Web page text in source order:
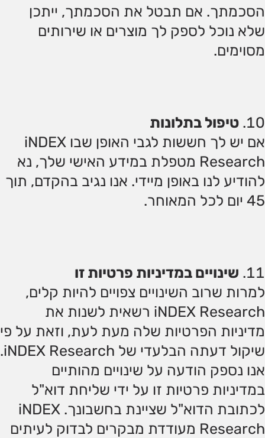
הסכמתך. אם תבטל את הסכמתך, ייתכן
שלא נוכל לספק לך מוצרים או שירותים
מסוימים.
טיפול בתלונות
אם יש לך חששות לגבי האופן שבו iNDEX
Research מטפלת במידע האישי שלך, נא
להודיע לנו באופן מיידי. אנו נגיב בהקדם, תוך
45 יום לכל המאוחר.
שינויים במדיניות פרטיות זו
למרות שרוב השינויים צפויים להיות קלים,
iNDEX Research רשאית לשנות את
מדיניות הפרטיות שלה מעת לעת, וזאת על פי
שיקול דעתה הבלעדי של iNDEX Research.
אנו נספק הודעה על שינויים מהותיים
במדיניות פרטיות זו על ידי שליחת דוא"ל
לכתובת הדוא"ל שציינת בחשבונך. iNDEX
Research מעודדת מבקרים לבדוק לעיתים